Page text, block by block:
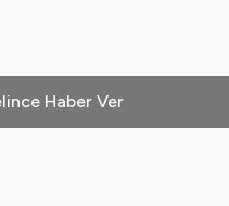
Haber Ver